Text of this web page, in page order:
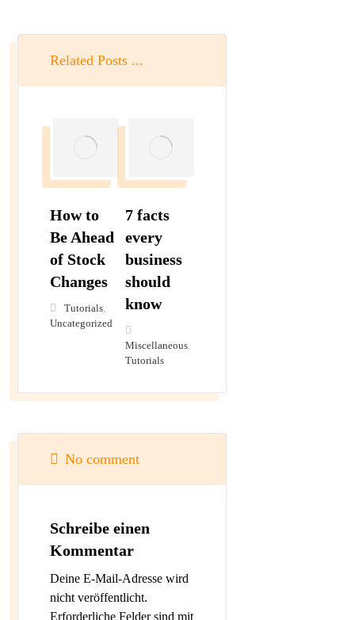
Related Posts ...
How to
Be Ahead
of Stock
Changes
Tutorials
Uncategorized
7 facts
every
business
should
know
Miscellaneous,
Tutorials
No comment
Schreibe einen
Kommentar
Deine E-Mail-Adresse wird
nicht veröffentlicht.
Erforderliche Felder sind mit